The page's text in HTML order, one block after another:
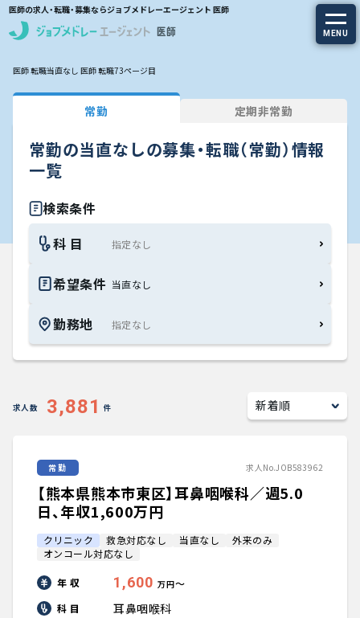
医師の求人・転職・募集ならジョブメドレーエージェント 医師
MENU
求人を探す
常勤の求人
定期非常勤の求人
特集から探す
エージェントサービス
エージェントサービスTOP
サービスの流れ
医師の求人・転職Q&A
知りたい・聞きたい
転職成功事例
医師の転職マニュアル
データで見る医師の平均年収
医師 転職当直なし 医師 転職73ページ目
常勤 定期非常勤
常勤の当直なしの募集・転職（常勤）情報
一覧
検索条件
科 目
希望条件 当直なし
勤務地
求人数 3,881 件
常勤 求人No.JOB583962
【熊本県熊本市東区】耳鼻咽喉科／週5.0
日、年収1,600万円
クリニック 救急対応なし 当直なし
外来のみ
オンコール対応なし
年 収 1,600 万円〜
科 目
耳鼻咽喉科